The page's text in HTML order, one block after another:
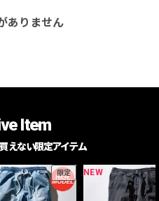
ありません
Item
えない限定アイテム
限定 NEW